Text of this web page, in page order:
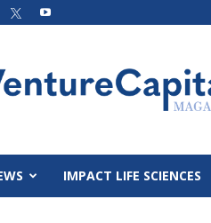
Magazin
IMPACT LIFE SCIENCES